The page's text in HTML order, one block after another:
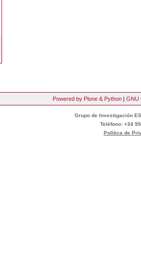
Powered by Plone & Python | GNU
Grupo de Investigación
Teléfono: +34
Política de